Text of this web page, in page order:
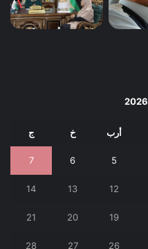
أرب خ ج
5
6
7
12
13
14
19
20
21
26
27
28